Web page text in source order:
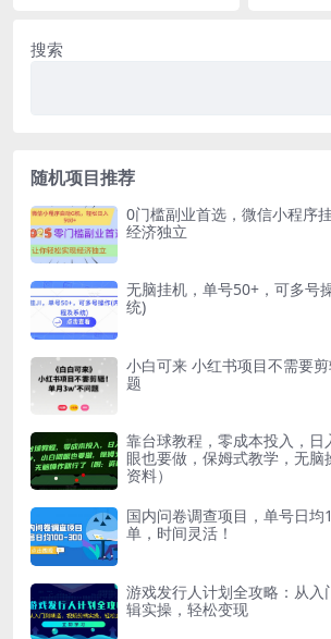
搜索
随机项目推荐
0门槛副业首选，微信小程序
经济独立
无脑挂机，单号50+，可多号
统)
小白可来 小红书项目不需要
题
靠台球教程，零成本投入，日
眼也要做，保姆式教学，无脑
资料）
国内问卷调查项目，单号日
单，时间灵活！
游戏发行人计划全攻略：从入
辑实操，轻松变现